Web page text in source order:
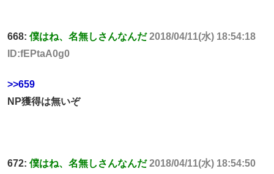
668: 僕はね、名無しさんなんだ 2018/04/11(水) 18:54:18
ID:fEPtaA0g0
>>659
NP獲得は無いぞ
672: 僕はね、名無しさんなんだ 2018/04/11(水) 18:54:50